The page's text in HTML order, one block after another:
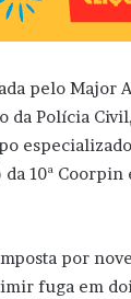
pelo Major
da Polícia
da 10ª
por
fuga em